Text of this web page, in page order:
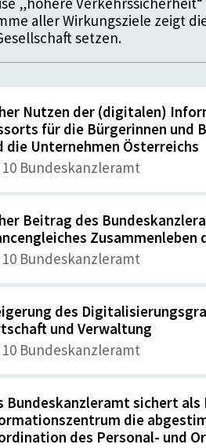
aller Wirkungsziele zeigt
setzen.
Nutzen der (digitalen)
für die Bürgerinnen und
die Unternehmen Österreichs
10 Bundeskanzleramt
Beitrag des
10 Bundeskanzleramt
des
und Verwaltung
10 Bundeskanzleramt
Bundeskanzleramt sichert
die
des Personal- und